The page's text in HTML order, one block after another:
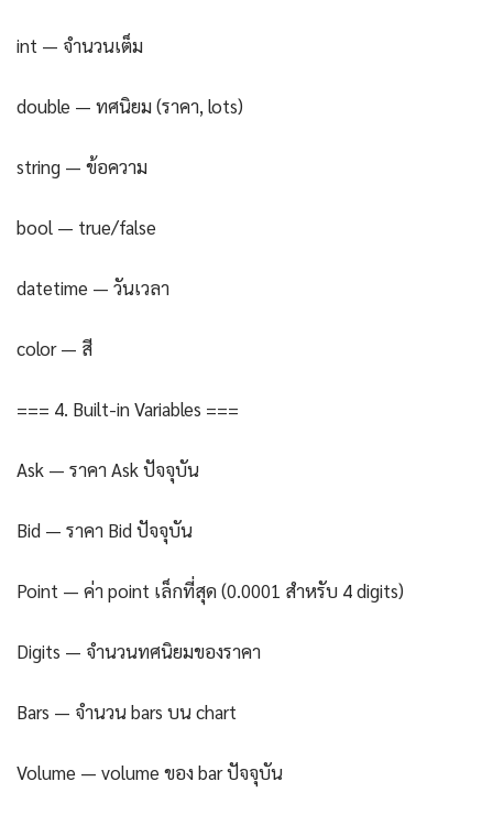
int — จำนวนเต็ม
double — ทศนิยม (ราคา, lots)
string — ข้อความ
bool — true/false
datetime — วันเวลา
color — สี
=== 4. Built-in Variables ===
Ask — ราคา Ask ปัจจุบัน
Bid — ราคา Bid ปัจจุบัน
Point — ค่า point เล็กที่สุด (0.0001 สำหรับ 4 digits)
Digits — จำนวนทศนิยมของราคา
Bars — จำนวน bars บน chart
Volume — volume ของ bar ปัจจุบัน